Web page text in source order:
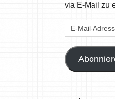
via E-Mail zu
E-